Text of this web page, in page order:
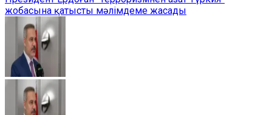
жобасына қатысты мәлімдеме жасады